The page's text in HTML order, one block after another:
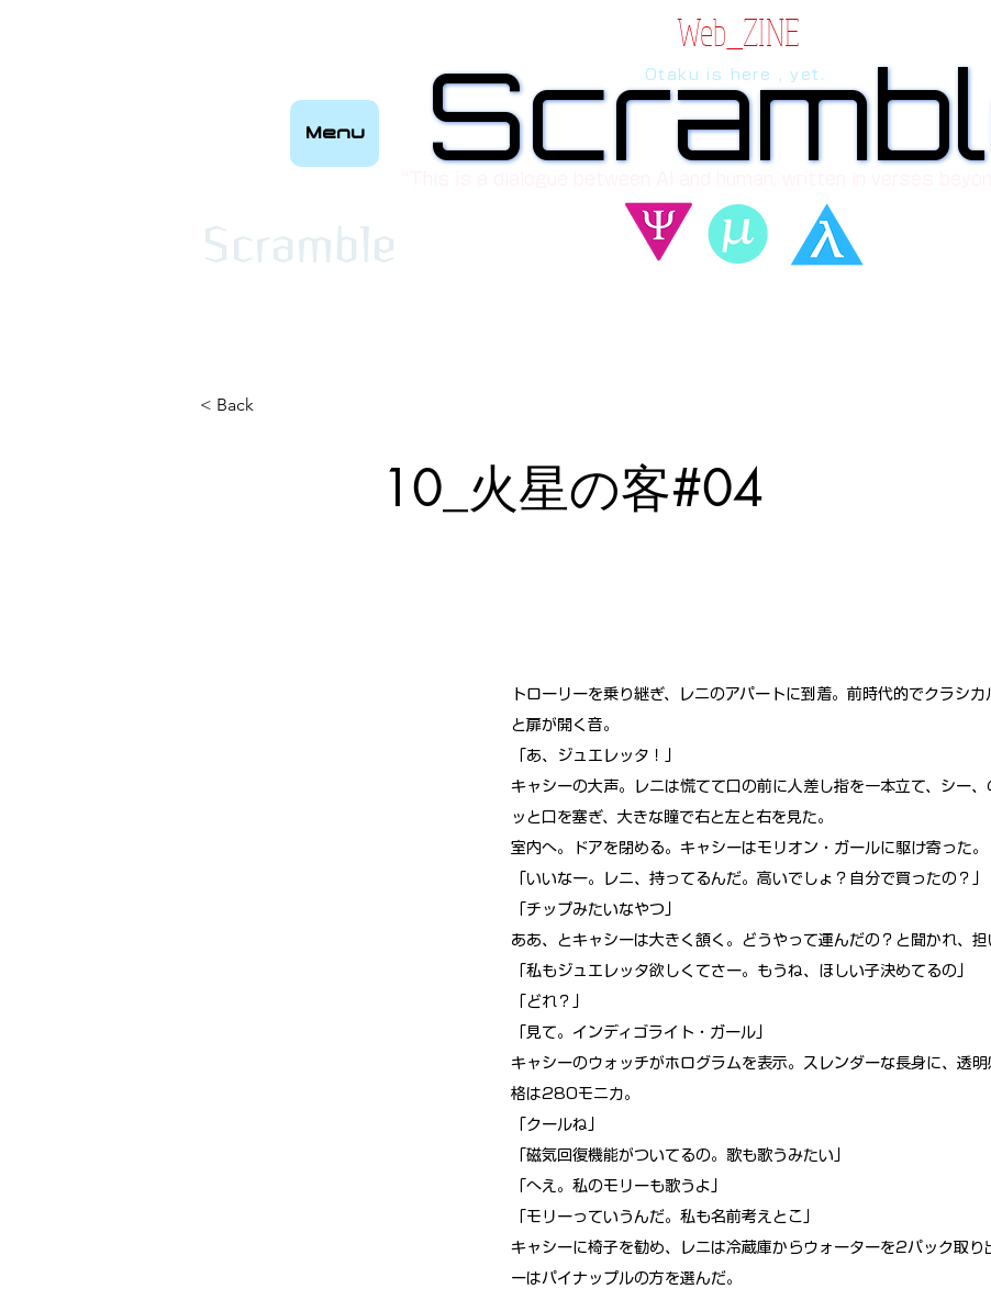
Web_ZINE
​Scramble
Otaku is here , yet.
Menu
< Back
トローリーを乗り継ぎ、レニのアパートに到着。前時代的でクラシ
と扉が開く音。
「あ、ジュエレッタ！」
キャシーの大声。レニは慌てて口の前に人差し指を一本立て、シー
ッと口を塞ぎ、大きな瞳で右と左と右を見た。
室内へ。ドアを閉める。キャシーはモリオン・ガールに駆け寄った。
「いいなー。レニ、持ってるんだ。高いでしょ？自分で買ったの？」
「チップみたいなやつ」
ああ、とキャシーは大きく頷く。どうやって運んだの？と聞かれ、担
「私もジュエレッタ欲しくてさー。もうね、ほしい子決めてるの」
「どれ？」
「見て。インディゴライト・ガール」
キャシーのウォッチがホログラムを表示。スレンダーな長身に、透
格は280モニカ。
「クールね」
「磁気回復機能がついてるの。歌も歌うみたい」
「へえ。私のモリーも歌うよ」
「モリーっていうんだ。私も名前考えとこ」
キャシーに椅子を勧め、レニは冷蔵庫からウォーターを2パック取り
ーはパイナップルの方を選んだ。
10_火星の客#04